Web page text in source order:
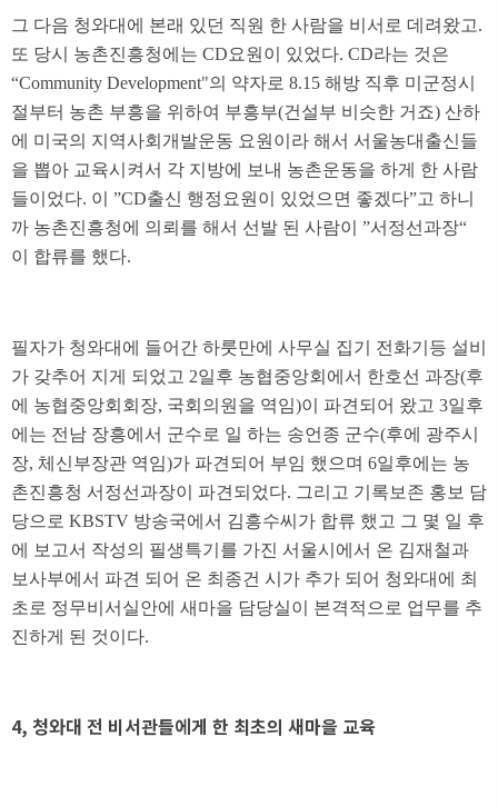
그 다음 청와대에 본래 있던 직원 한 사람을 비서로 데려왔고.
또 당시 농촌진흥청에는 CD요원이 있었다. CD라는 것은
“Community Development"의 약자로 8.15 해방 직후 미군정시
절부터 농촌 부흥을 위하여 부흥부(건설부 비슷한 거죠) 산하
에 미국의 지역사회개발운동 요원이라 해서 서울농대출신들
을 뽑아 교육시켜서 각 지방에 보내 농촌운동을 하게 한 사람
들이었다. 이 ”CD출신 행정요원이 있었으면 좋겠다”고 하니
까 농촌진흥청에 의뢰를 해서 선발 된 사람이 ”서정선과장“
이 합류를 했다.
필자가 청와대에 들어간 하룻만에 사무실 집기 전화기등 설비
가 갖추어 지게 되었고 2일후 농협중앙회에서 한호선 과장(후
에 농협중앙회회장, 국회의원을 역임)이 파견되어 왔고 3일후
에는 전남 장흥에서 군수로 일 하는 송언종 군수(후에 광주시
장, 체신부장관 역임)가 파견되어 부임 했으며 6일후에는 농
촌진흥청 서정선과장이 파견되었다. 그리고 기록보존 홍보 담
당으로 KBSTV 방송국에서 김흥수씨가 합류 했고 그 몇 일 후
에 보고서 작성의 필생특기를 가진 서울시에서 온 김재철과
보사부에서 파견 되어 온 최종건 시가 추가 되어 청와대에 최
초로 정무비서실안에 새마을 담당실이 본격적으로 업무를 추
진하게 된 것이다.
4, 청와대 전 비서관들에게 한 최초의 새마을 교육